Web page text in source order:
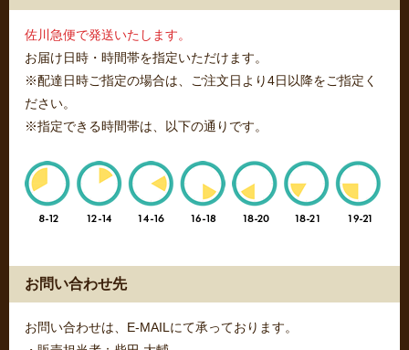
佐川急便で発送いたします。
お届け日時・時間帯を指定いただけます。
※配達日時ご指定の場合は、ご注文日より4日以降をご指定く
ださい。
※指定できる時間帯は、以下の通りです。
お問い合わせ先
お問い合わせは、E-MAILにて承っております。